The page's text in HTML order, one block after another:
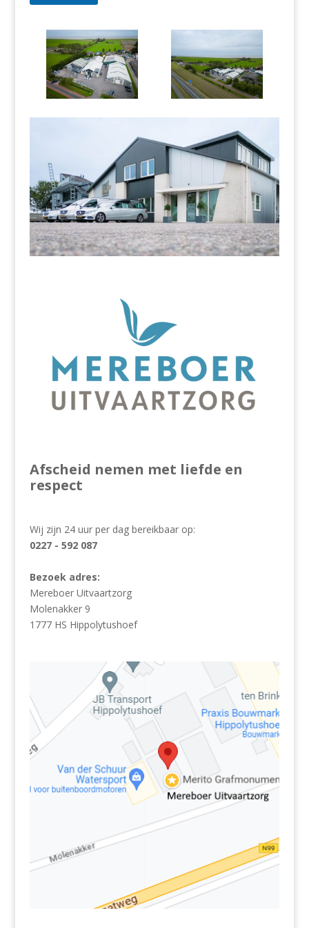
Afscheid nemen met liefde en
respect
Wij zijn 24 uur per dag bereikbaar op:
0227 - 592 087
Bezoek adres:
Mereboer Uitvaartzorg
Molenakker 9
1777 HS Hippolytushoef